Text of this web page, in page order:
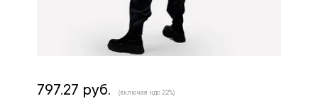
797.27 руб. (включая ндс 22%)